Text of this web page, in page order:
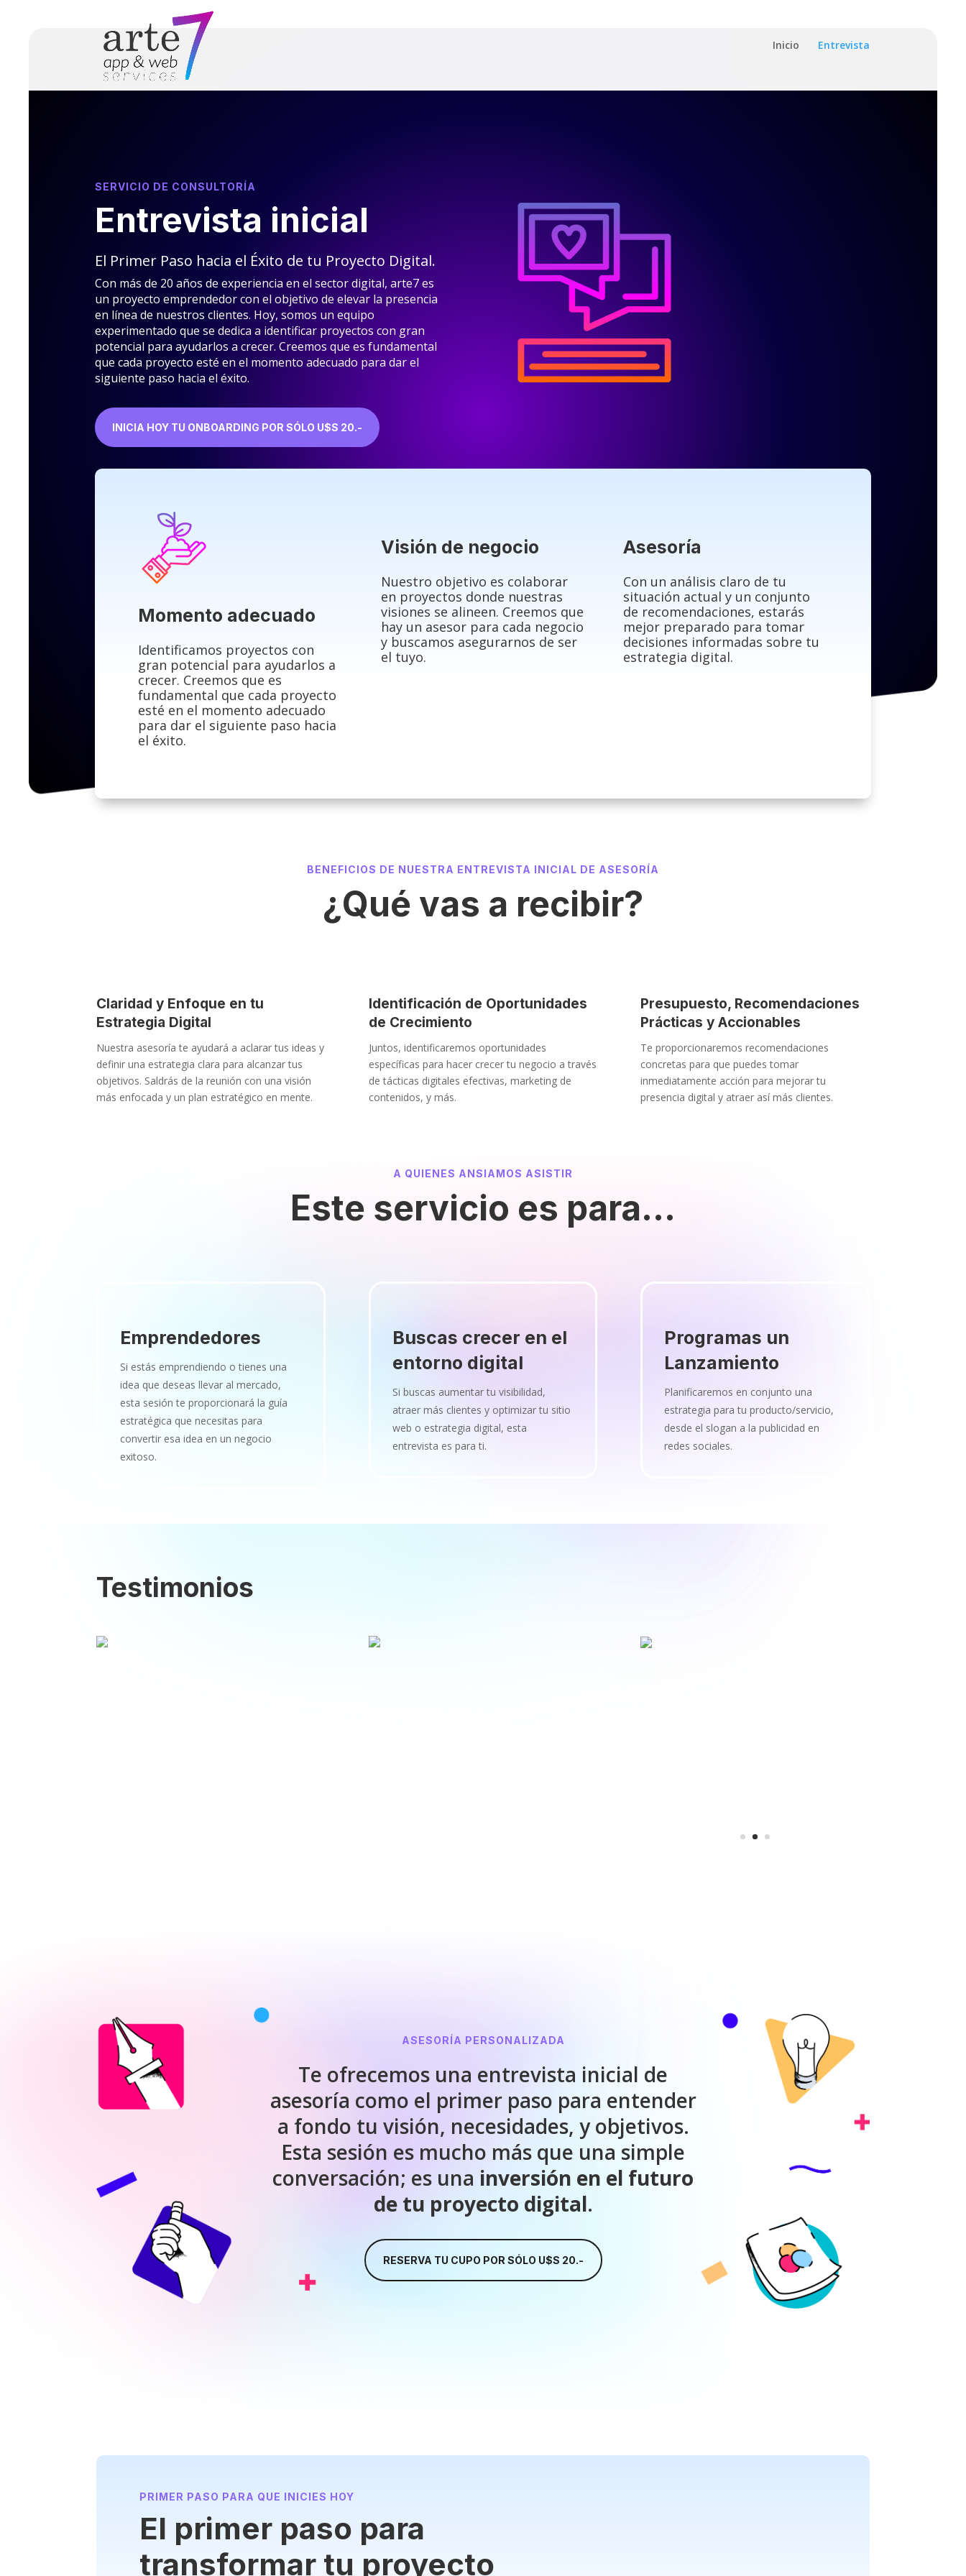
Inicio Entrevista
SERVICIO DE CONSULTORÍA
Entrevista inicial
El Primer Paso hacia el Éxito de tu Proyecto Digital.
Con más de 20 años de experiencia en el sector digital, arte7 es
un proyecto emprendedor con el objetivo de elevar la presencia
en línea de nuestros clientes. Hoy, somos un equipo
experimentado que se dedica a identificar proyectos con gran
potencial para ayudarlos a crecer. Creemos que es fundamental
que cada proyecto esté en el momento adecuado para dar el
siguiente paso hacia el éxito.
INICIA HOY TU ONBOARDING POR SÓLO U$S 20.-
Momento adecuado
Identificamos proyectos con
gran potencial para ayudarlos a
crecer. Creemos que es
fundamental que cada proyecto
esté en el momento adecuado
para dar el siguiente paso hacia
el éxito.
Visión de negocio
Nuestro objetivo es colaborar
en proyectos donde nuestras
visiones se alineen. Creemos que
hay un asesor para cada negocio
y buscamos asegurarnos de ser
el tuyo.
Asesoría
Con un análisis claro de tu
situación actual y un conjunto
de recomendaciones, estarás
mejor preparado para tomar
decisiones informadas sobre tu
estrategia digital.
BENEFICIOS DE NUESTRA ENTREVISTA INICIAL DE ASESORÍA
¿Qué vas a recibir?
Claridad y Enfoque en tu
Estrategia Digital
Nuestra asesoría te ayudará a aclarar tus ideas y
definir una estrategia clara para alcanzar tus
objetivos. Saldrás de la reunión con una visión
más enfocada y un plan estratégico en mente.
Identificación de Oportunidades
de Crecimiento
Juntos, identificaremos oportunidades
específicas para hacer crecer tu negocio a través
de tácticas digitales efectivas, marketing de
contenidos, y más.
Presupuesto, Recomendaciones
Prácticas y Accionables
Te proporcionaremos recomendaciones
concretas para que puedes tomar
inmediatamente acción para mejorar tu
presencia digital y atraer así más clientes.
A QUIENES ANSIAMOS ASISTIR
Este servicio es para…
Emprendedores
Si estás emprendiendo o tienes una
idea que deseas llevar al mercado,
esta sesión te proporcionará la guía
estratégica que necesitas para
convertir esa idea en un negocio
exitoso.
Buscas crecer en el
entorno digital
Si buscas aumentar tu visibilidad,
atraer más clientes y optimizar tu sitio
web o estrategia digital, esta
entrevista es para ti.
Programas un
Lanzamiento
Planificaremos en conjunto una
estrategia para tu producto/servicio,
desde el slogan a la publicidad en
redes sociales.
Testimonios
RESERVA TU CUPO POR SÓLO U$S 20.-
PRIMER PASO PARA QUE INICIES HOY
El primer paso para